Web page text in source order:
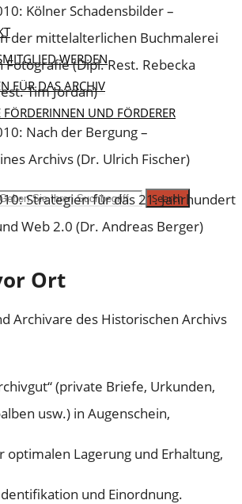
WERDEN
FÜR DAS ARCHIV
FÖRDERINNEN UND FÖRDERER
Search
Kölner Schadensbilder –
der mittelalterlichen Buchmalerei
(Dipl. Rest. Rebecka
Tim Jordan)
Nach der Bergung –
Archivs (Dr. Ulrich Fischer)
Strategien für das 21. Jahrhundert
Web 2.0 (Dr. Andreas Berger)
Ort
Archivare des Historischen Archivs
(private Briefe, Urkunden,
usw.) in Augenschein,
optimalen Lagerung und Erhaltung,
und Einordnung.